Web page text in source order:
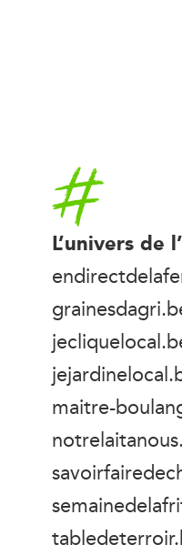
Accueil
L’univers de
maitre-